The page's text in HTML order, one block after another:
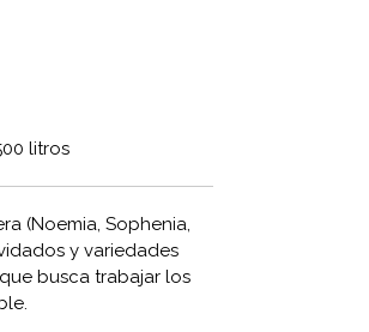
litros
(Noemia, Sophenia,
y variedades
busca trabajar los